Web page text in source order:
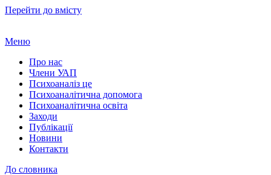
Перейти до вмісту
Меню
Про нас
Члени УАП
Психоаналіз це
Психоаналітична допомога
Психоаналітична освіта
Заходи
Публікації
Новини
Контакти
До словника